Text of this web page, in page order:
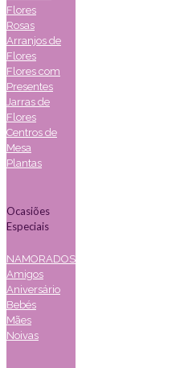
Flores
Rosas
Arranjos de
Flores
Flores com
Presentes
Jarras de
Flores
Centros de
Mesa
Plantas
Ocasiões
Especiais
NAMORADOS
Amigos
Aniversário
Bebés
Mães
Noivas